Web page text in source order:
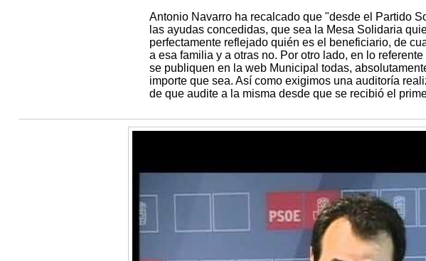
Antonio Navarro ha recalcado que "desde el Partido
las ayudas concedidas, que sea la Mesa Solidaria
perfectamente reflejado quién es el beneficiario, de
a esa familia y a otras no. Por otro lado, en lo
se publiquen en la web Municipal todas,
importe que sea. Así como exigimos una auditoría
de que audite a la misma desde que se recibió el